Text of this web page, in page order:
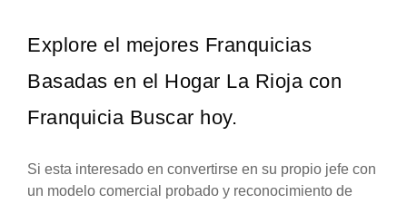
Explore el mejores Franquicias
Basadas en el Hogar La Rioja con
Franquicia Buscar hoy.
Si esta interesado en convertirse en su propio jefe con
un modelo comercial probado y reconocimiento de